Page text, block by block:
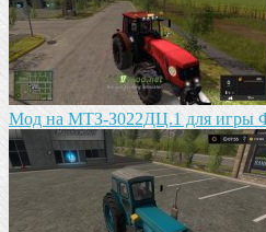
Mод на MTЗ-З022ДЦ.1 для игры